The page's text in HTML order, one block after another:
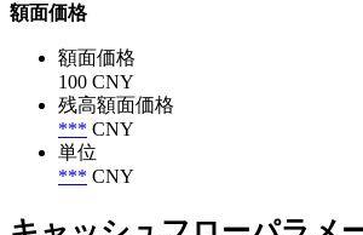
額面価格
額面価格
100 CNY
残高額面価格
*** CNY
単位
*** CNY